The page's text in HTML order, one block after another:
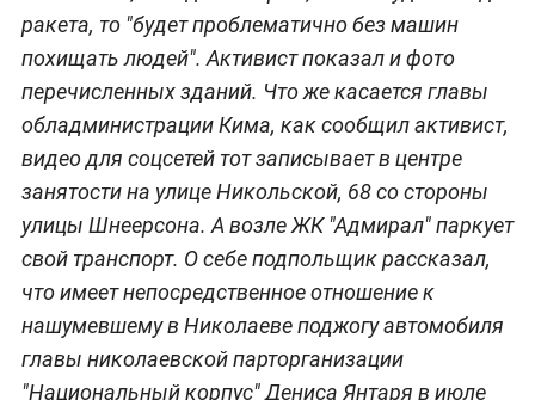
ракета, то "будет проблематично без машин
похищать людей". Активист показал и фото
перечисленных зданий. Что же касается главы
обладминистрации Кима, как сообщил активист,
видео для соцсетей тот записывает в центре
занятости на улице Никольской, 68 со стороны
улицы Шнеерсона. А возле ЖК "Адмирал" паркует
свой транспорт. О себе подпольщик рассказал,
что имеет непосредственное отношение к
нашумевшему в Николаеве поджогу автомобиля
главы николаевской парторганизации
"Национальный корпус" Дениса Янтаря в июле